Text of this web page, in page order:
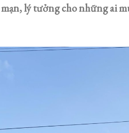
lý tưởng cho những ai